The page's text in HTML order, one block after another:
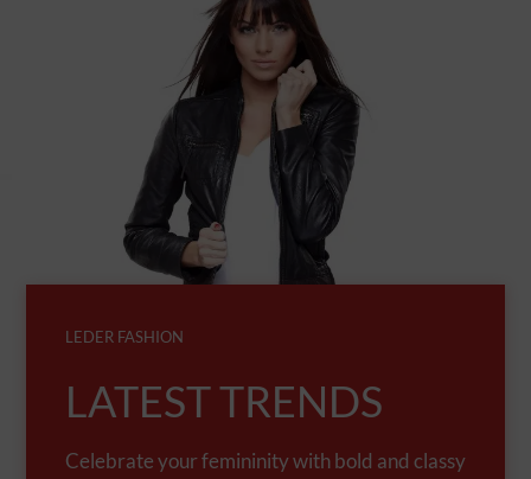
LEDER FASHION
LATEST TRENDS
Celebrate your femininity with bold and classy